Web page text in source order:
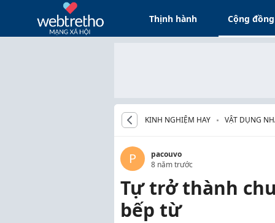
Thịnh hành Cộng đồng
KINH NGHIỆM HAY VẬT DỤNG
P
pacouvo
8 năm trước
Tự trở thành
bếp từ